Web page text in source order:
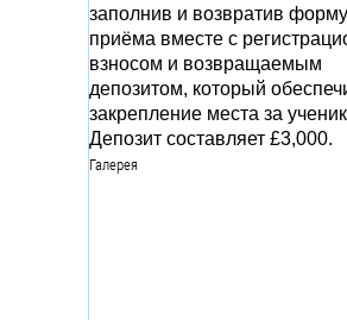
заполнив и возвратив форму
приёма вместе с
взносом и возвращаемым
депозитом, который
закрепление места за
Депозит составляет £3,000.
Галерея